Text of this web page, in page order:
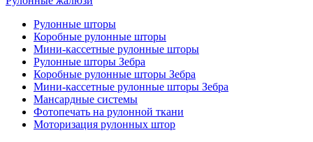
Рулонные шторы
Коробные рулонные шторы
Мини-кассетные рулонные шторы
Рулонные шторы Зебра
Коробные рулонные шторы Зебра
Мини-кассетные рулонные шторы Зебра
Мансардные системы
Фотопечать на рулонной ткани
Моторизация рулонных штор